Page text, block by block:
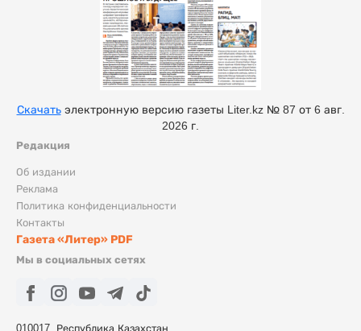
Редакция
Об издании
Реклама
Политика конфиденциальности
Контакты
Газета «Литер» PDF
Мы в социальных сетях
Скачатьэлектронную версию газеты Liter.kz № 87 от 6 авг.
2026 г.